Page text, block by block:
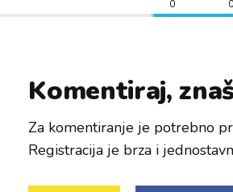
0 0
Komentiraj,
Za komentiranje je potrebno
Registracija je brza i